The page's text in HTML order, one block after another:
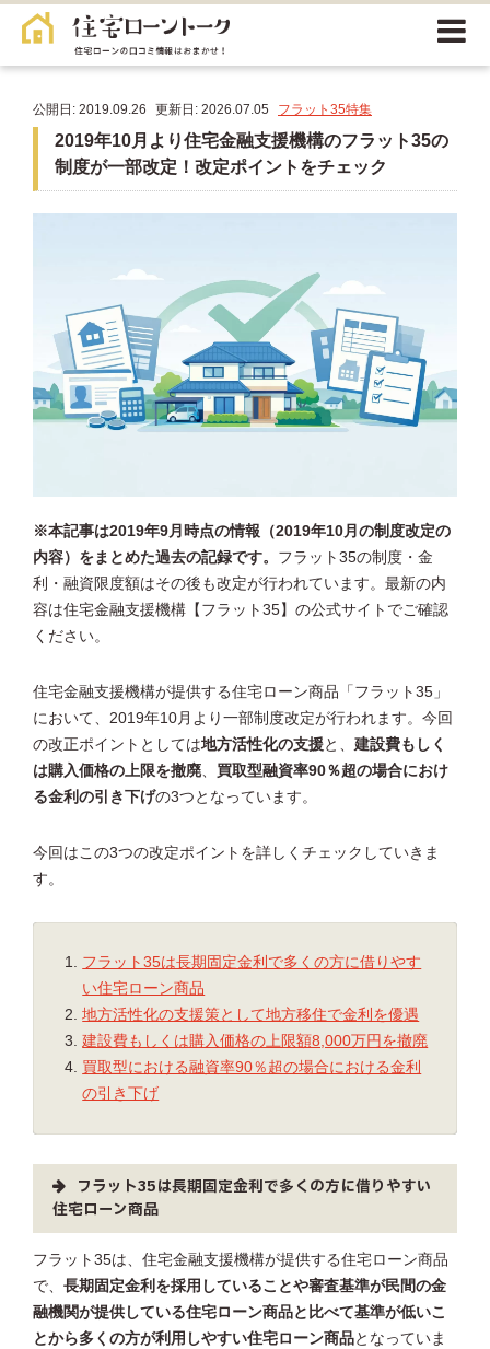
公開日: 2019.09.26 更新日: 2026.07.05 フラット35特集
2019年10月より住宅金融支援機構のフラット35の
制度が一部改定！改定ポイントをチェック
※本記事は2019年9月時点の情報（2019年10月の制度改定の
内容）をまとめた過去の記録です。 フラット35の制度・金
利・融資限度額はその後も改定が行われています。最新の内
容は住宅金融支援機構【フラット35】の公式サイトでご確認
ください。
住宅金融支援機構が提供する住宅ローン商品「フラット35」
において、2019年10月より一部制度改定が行われます。今回
の改正ポイントとしては地方活性化の支援と、 建設費もしく
は購入価格の上限を撤廃、 買取型融資率90％超の場合におけ
る金利の引き下げの3つとなっています。
今回はこの3つの改定ポイントを詳しくチェックしていきま
す。
フラット35は長期固定金利で多くの方に借りやす
い住宅ローン商品
地方活性化の支援策として地方移住で金利を優遇
建設費もしくは購入価格の上限額8,000万円を撤廃
買取型における融資率90％超の場合における金利
の引き下げ
フラット35は長期固定金利で多くの方に借りやすい
住宅ローン商品
フラット35は、住宅金融支援機構が提供する住宅ローン商品
で、 長期固定金利を採用していることや審査基準が民間の金
融機関が提供している住宅ローン商品と比べて基準が低いこ
とから多くの方が利用しやすい住宅ローン商品となっていま